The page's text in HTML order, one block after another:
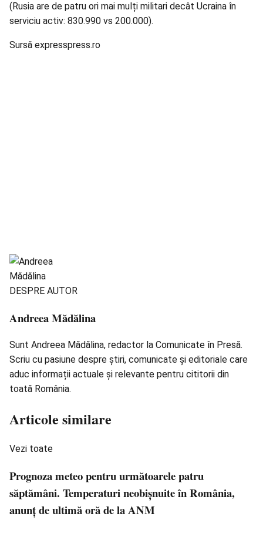
(Rusia are de patru ori mai mulți militari decât Ucraina în
serviciu activ: 830.990 vs 200.000).
Sursă expresspress.ro
DESPRE AUTOR
Andreea Mădălina
Sunt Andreea Mădălina, redactor la Comunicate în Presă.
Scriu cu pasiune despre știri, comunicate și editoriale care
aduc informații actuale și relevante pentru cititorii din
toată România.
Articole similare
Vezi toate
Prognoza meteo pentru următoarele patru
săptămâni. Temperaturi neobişnuite în România,
anunţ de ultimă oră de la ANM